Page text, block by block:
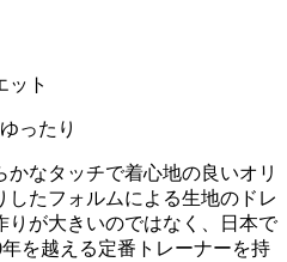
ット
ゆったり
なタッチで着心地の良いオリ
したフォルムによる生地のドレ
りが大きいのではなく、日本で
を越える定番トレーナーを持